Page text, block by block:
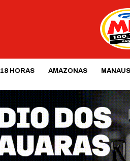
18 HORAS AMAZONAS MANAUS